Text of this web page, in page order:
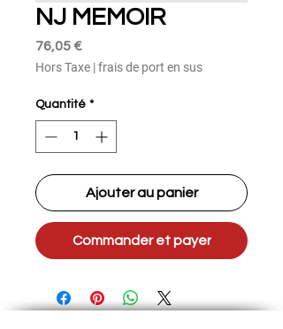
NJ MEMOIR
76,05 €Prix
Hors Taxe |frais de port en sus
Quantité *
Ajouter au panier
Commander et payer